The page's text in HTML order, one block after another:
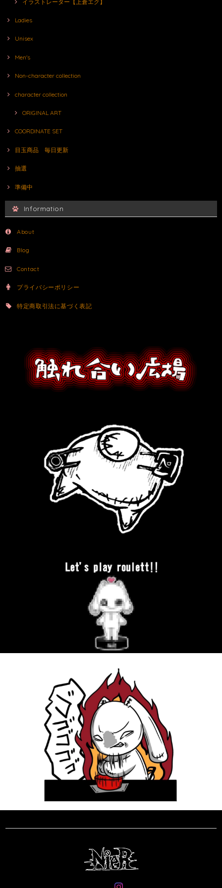
イラストレーター【上倉エク】
Ladies
Unisex
Men's
Non-character collection
character collection
ORIGINAL ART
COORDINATE SET
目玉商品 毎日更新
抽選
準備中
Information
About
Blog
Contact
プライバシーポリシー
特定商取引法に基づく表記